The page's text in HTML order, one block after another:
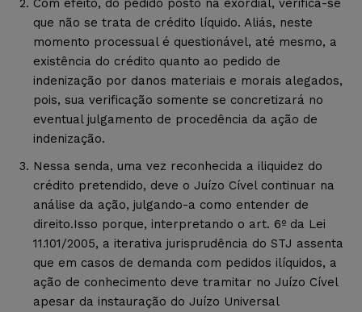
que não se trata de crédito líquido. Aliás, neste
momento processual é questionável, até mesmo, a
existência do crédito quanto ao pedido de
indenização por danos materiais e morais alegados,
pois, sua verificação somente se concretizará no
eventual julgamento de procedência da ação de
indenização.
Nessa senda, uma vez reconhecida a iliquidez do
crédito pretendido, deve o Juízo Cível continuar na
análise da ação, julgando-a como entender de
direito.Isso porque, interpretando o art. 6º da Lei
11.101/2005, a iterativa jurisprudência do STJ assenta
que em casos de demanda com pedidos ilíquidos, a
ação de conhecimento deve tramitar no Juízo Cível
apesar da instauração do Juízo Universal